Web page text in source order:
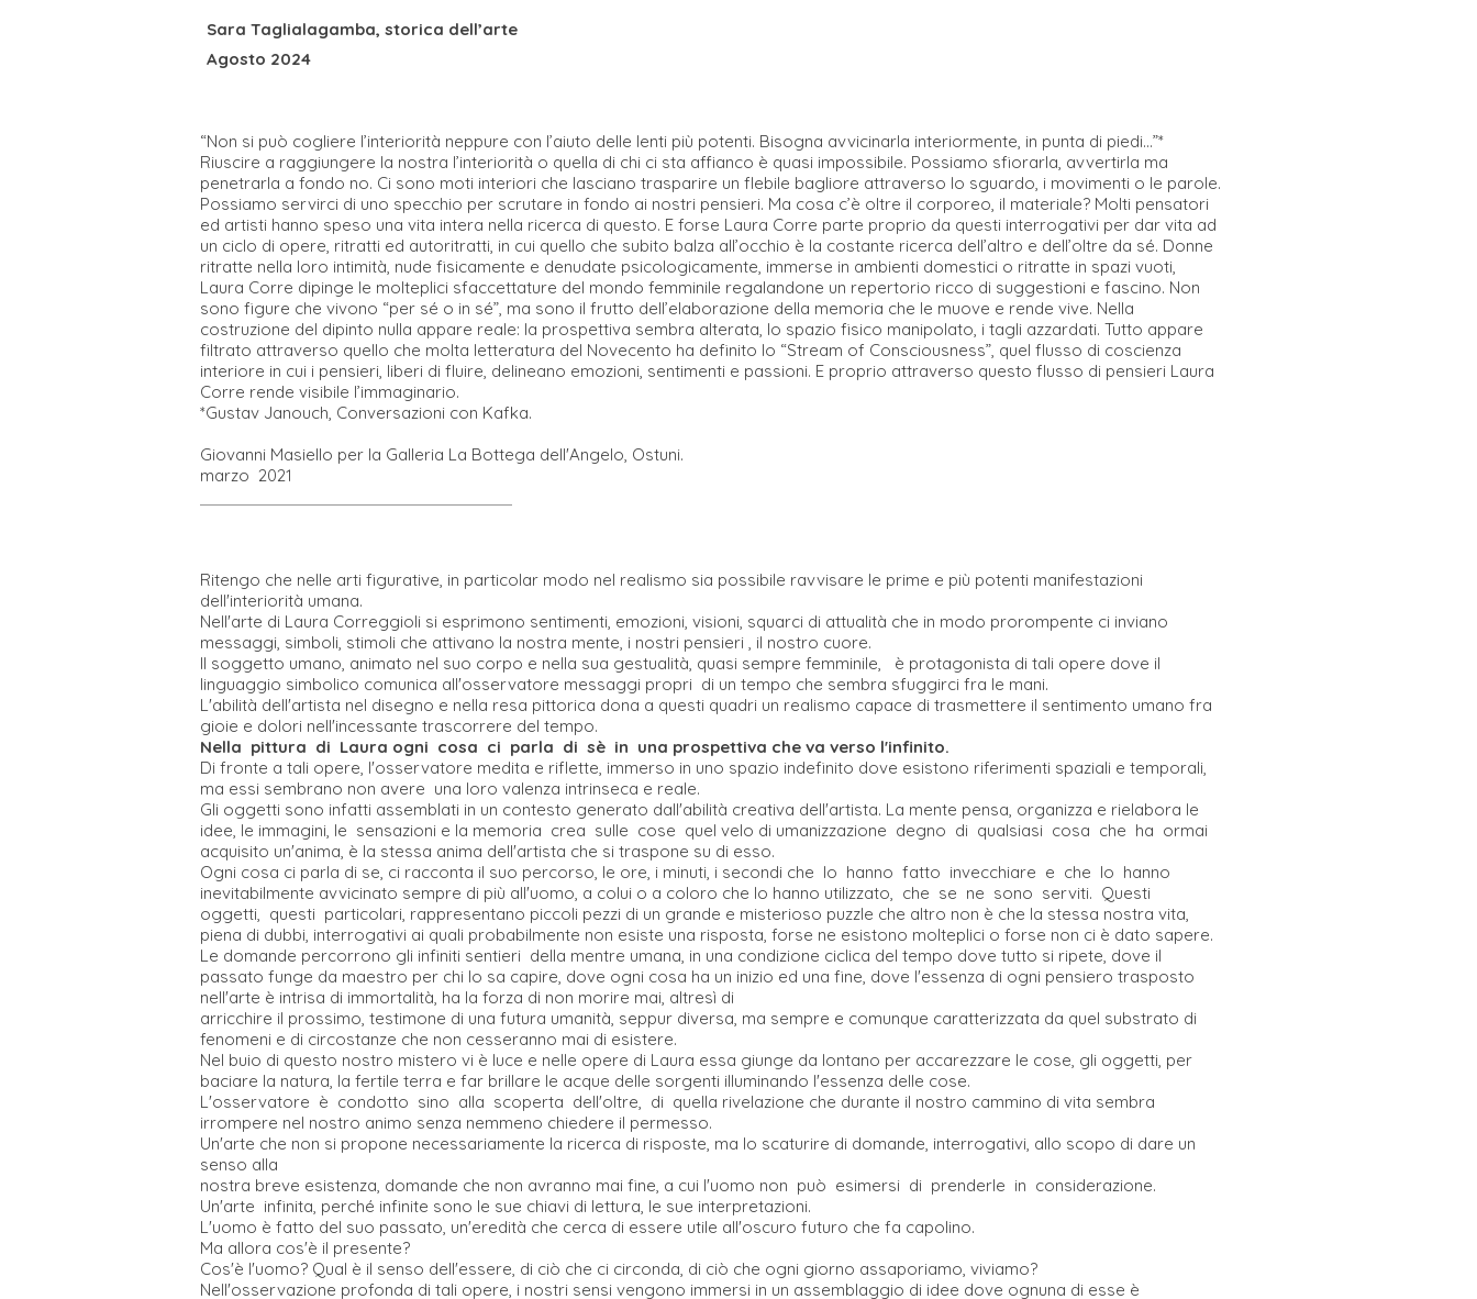
Sara Taglialagamba, storica dell’arte
Agosto 2024
“Non si può cogliere l’interiorità neppure con l’aiuto delle lenti più potenti. Bisogna avvicinarla interiormente, in punta di piedi…”*
Riuscire a raggiungere la nostra l’interiorità o quella di chi ci sta affianco è quasi impossibile. Possiamo sfiorarla, avvertirla ma
penetrarla a fondo no. Ci sono moti interiori che lasciano trasparire un flebile bagliore attraverso lo sguardo, i movimenti o le parole.
Possiamo servirci di uno specchio per scrutare in fondo ai nostri pensieri. Ma cosa c’è oltre il corporeo, il materiale? Molti pensatori
ed artisti hanno speso una vita intera nella ricerca di questo. E forse Laura Corre parte proprio da questi interrogativi per dar vita ad
un ciclo di opere, ritratti ed autoritratti, in cui quello che subito balza all’occhio è la costante ricerca dell’altro e dell’oltre da sé. Donne
ritratte nella loro intimità, nude fisicamente e denudate psicologicamente, immerse in ambienti domestici o ritratte in spazi vuoti,
Laura Corre dipinge le molteplici sfaccettature del mondo femminile regalandone un repertorio ricco di suggestioni e fascino. Non
sono figure che vivono “per sé o in sé”, ma sono il frutto dell’elaborazione della memoria che le muove e rende vive. Nella
costruzione del dipinto nulla appare reale: la prospettiva sembra alterata, lo spazio fisico manipolato, i tagli azzardati. Tutto appare
filtrato attraverso quello che molta letteratura del Novecento ha definito lo “Stream of Consciousness”, quel flusso di coscienza
interiore in cui i pensieri, liberi di fluire, delineano emozioni, sentimenti e passioni. E proprio attraverso questo flusso di pensieri Laura
Corre rende visibile l’immaginario.
*Gustav Janouch, Conversazioni con Kafka.
Giovanni Masiello per la Galleria La Bottega dell'Angelo, Ostuni.
marzo 2021
Ritengo che nelle arti figurative, in particolar modo nel realismo sia possibile ravvisare le prime e più potenti manifestazioni
dell'interiorità umana.
Nell'arte di Laura Correggioli si esprimono sentimenti, emozioni, visioni, squarci di attualità che in modo prorompente ci inviano
messaggi, simboli, stimoli che attivano la nostra mente, i nostri pensieri , il nostro cuore.
Il soggetto umano, animato nel suo corpo e nella sua gestualità, quasi sempre femminile, è protagonista di tali opere dove il
linguaggio simbolico comunica all'osservatore messaggi propri di un tempo che sembra sfuggirci fra le mani.
L'abilità dell'artista nel disegno e nella resa pittorica dona a questi quadri un realismo capace di trasmettere il sentimento umano fra
gioie e dolori nell'incessante trascorrere del tempo.
Nella pittura di Laura ogni cosa ci parla di sè in una prospettiva che va verso l'infinito.
Di fronte a tali opere, l'osservatore medita e riflette, immerso in uno spazio indefinito dove esistono riferimenti spaziali e temporali,
ma essi sembrano non avere una loro valenza intrinseca e reale.
Gli oggetti sono infatti assemblati in un contesto generato dall'abilità creativa dell'artista. La mente pensa, organizza e rielabora le
idee, le immagini, le sensazioni e la memoria crea sulle cose quel velo di umanizzazione degno di qualsiasi cosa che ha ormai
acquisito un'anima, è la stessa anima dell'artista che si traspone su di esso.
Ogni cosa ci parla di se, ci racconta il suo percorso, le ore, i minuti, i secondi che lo hanno fatto invecchiare e che lo hanno
inevitabilmente avvicinato sempre di più all'uomo, a colui o a coloro che lo hanno utilizzato, che se ne sono serviti. Questi
oggetti, questi particolari, rappresentano piccoli pezzi di un grande e misterioso puzzle che altro non è che la stessa nostra vita,
piena di dubbi, interrogativi ai quali probabilmente non esiste una risposta, forse ne esistono molteplici o forse non ci è dato sapere.
Le domande percorrono gli infiniti sentieri della mentre umana, in una condizione ciclica del tempo dove tutto si ripete, dove il
passato funge da maestro per chi lo sa capire, dove ogni cosa ha un inizio ed una fine, dove l'essenza di ogni pensiero trasposto
nell'arte è intrisa di immortalità, ha la forza di non morire mai, altresì di
arricchire il prossimo, testimone di una futura umanità, seppur diversa, ma sempre e comunque caratterizzata da quel substrato di
fenomeni e di circostanze che non cesseranno mai di esistere.
Nel buio di questo nostro mistero vi è luce e nelle opere di Laura essa giunge da lontano per accarezzare le cose, gli oggetti, per
baciare la natura, la fertile terra e far brillare le acque delle sorgenti illuminando l'essenza delle cose.
L'osservatore è condotto sino alla scoperta dell'oltre, di quella rivelazione che durante il nostro cammino di vita sembra
irrompere nel nostro animo senza nemmeno chiedere il permesso.
Un'arte che non si propone necessariamente la ricerca di risposte, ma lo scaturire di domande, interrogativi, allo scopo di dare un
senso alla
nostra breve esistenza, domande che non avranno mai fine, a cui l'uomo non può esimersi di prenderle in considerazione.
Un'arte infinita, perché infinite sono le sue chiavi di lettura, le sue interpretazioni.
L'uomo è fatto del suo passato, un'eredità che cerca di essere utile all'oscuro futuro che fa capolino.
Ma allora cos'è il presente?
Cos'è l'uomo? Qual è il senso dell'essere, di ciò che ci circonda, di ciò che ogni giorno assaporiamo, viviamo?
Nell'osservazione profonda di tali opere, i nostri sensi vengono immersi in un assemblaggio di idee dove ognuna di esse è